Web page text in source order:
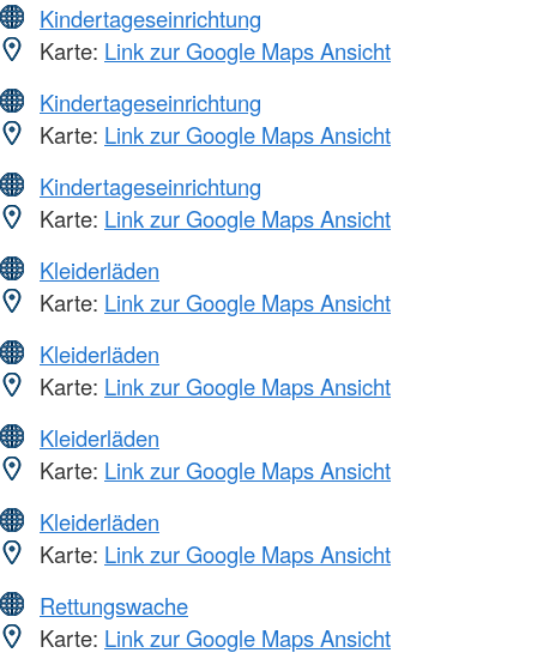
Kindertageseinrichtung
Karte: Link zur Google Maps Ansicht
Kindertageseinrichtung
Karte: Link zur Google Maps Ansicht
Kindertageseinrichtung
Karte: Link zur Google Maps Ansicht
Kleiderläden
Karte: Link zur Google Maps Ansicht
Kleiderläden
Karte: Link zur Google Maps Ansicht
Kleiderläden
Karte: Link zur Google Maps Ansicht
Kleiderläden
Karte: Link zur Google Maps Ansicht
Rettungswache
Karte: Link zur Google Maps Ansicht